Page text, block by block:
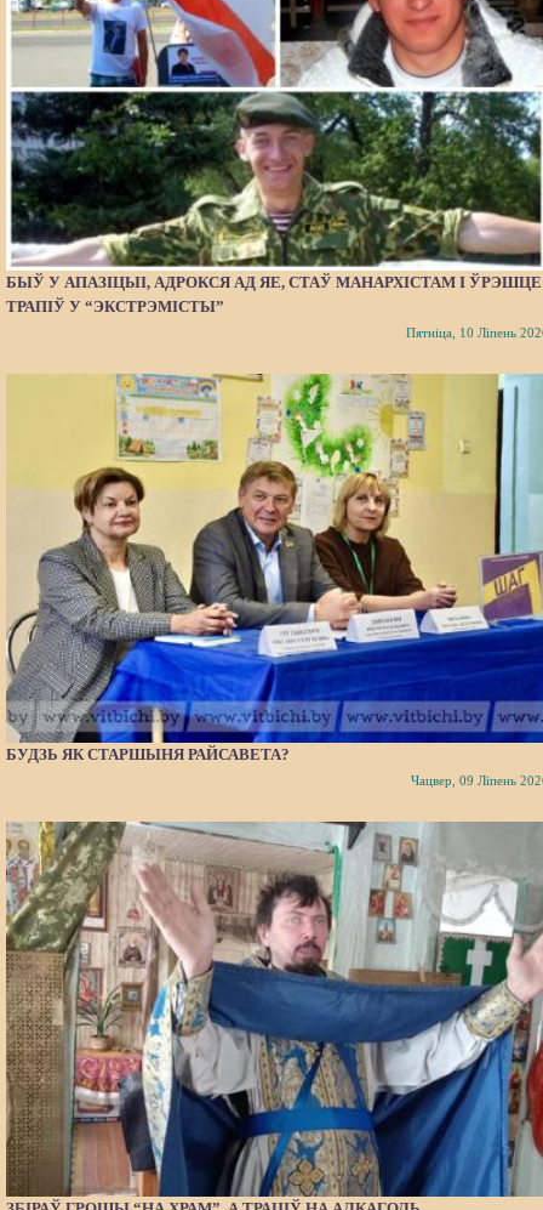
БЫЎ У АПАЗІЦЫІ, АДРОКСЯ АД ЯЕ, СТАЎ МАНАРХІСТАМ І ЎРЭШЦЕ
ТРАПІЎ У “ЭКСТРЭМІСТЫ”
Пятніца, 10 Ліпень
БУДЗЬ ЯК СТАРШЫНЯ РАЙСАВЕТА?
Чацвер, 09 Ліпень